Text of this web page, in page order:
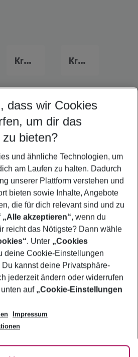
Kreta Urlaub Kroatien Urlaub
Napa
Napa
Ayia Napa für 2026
Napa
dass wir Cookies
um dir das
bieten?
und ähnliche Technologien, um
am Laufen zu halten. Dadurch
unserer Plattform verstehen und
bieten sowie Inhalte, Angebote
die für dich relevant sind und zu
„Alle akzeptieren“, wenn du
reicht das Nötigste? Dann wähle
. Unter „Cookies
deine Cookie-Einstellungen
kannst deine Privatsphäre-
jederzeit ändern oder widerrufen
auf „Cookie-Einstellungen
Impressum